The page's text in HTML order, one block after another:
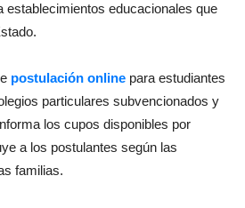
establecimientos educacionales que
postulación online para estudiantes
particulares subvencionados y
los cupos disponibles por
a los postulantes según las
familias.